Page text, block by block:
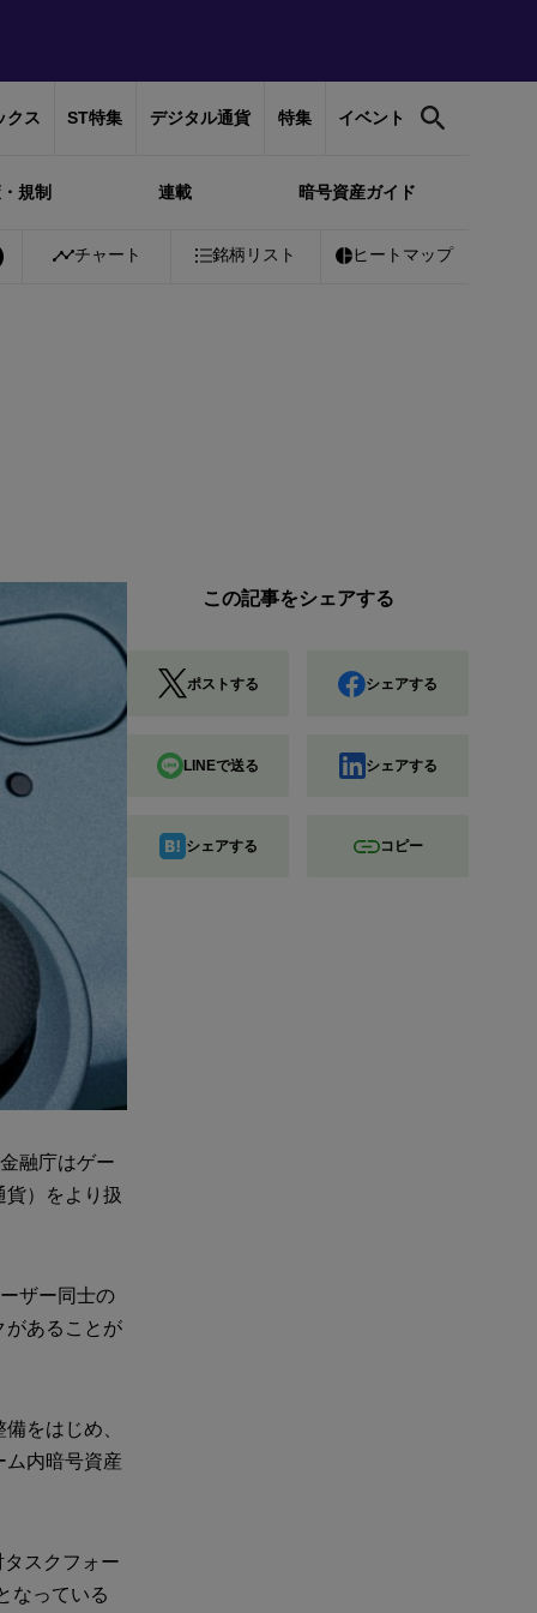
クス ST特集 デジタル通貨 特集 イベント
規制 連載 暗号資産ガイド
Bitcoin ￥10,360,797-0.31% Ethereum ￥306,162
チャート 銘柄リスト ヒートマップ
融庁はゲー
）をより扱
ザー同士の
があることが
をはじめ、
ム内暗号資産
スクフォー
なっている
この記事をシェアする
ポストする シェアする
LINEで送る シェアする
シェアする コピー